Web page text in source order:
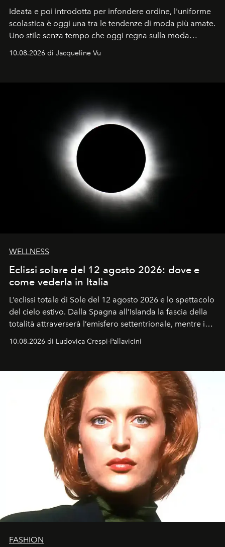
Ideata e poi introdotta per infondere ordine, l'uniforme
scolastica è oggi una tra le tendenze di moda più amate.
Uno stile senza tempo che oggi regna sulla moda
tradizionale e sulla cultura pop.
10.08.2026 di Jacqueline Vu
WELLNESS
Eclissi solare del 12 agosto 2026: dove e
come vederla in Italia
L’eclissi totale di Sole del 12 agosto 2026 e lo spettacolo
del cielo estivo. Dalla Spagna all’Islanda la fascia della
totalità attraverserà l’emisfero settentrionale, mentre in
Italia il fenomeno sarà parziale ma particolarmente
spettacolare al Nord. Orari, città favorite e regole per
10.08.2026 di Ludovica Crespi-Pallavicini
FASHION